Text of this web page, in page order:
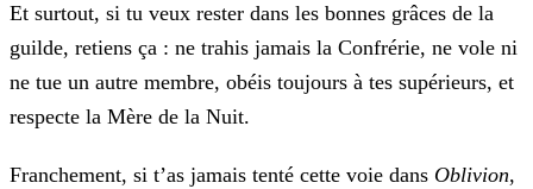
Et surtout, si tu veux rester dans les bonnes grâces de la
guilde, retiens ça : ne trahis jamais la Confrérie, ne vole ni
ne tue un autre membre, obéis toujours à tes supérieurs, et
respecte la Mère de la Nuit.
Franchement, si t’as jamais tenté cette voie dans Oblivion,